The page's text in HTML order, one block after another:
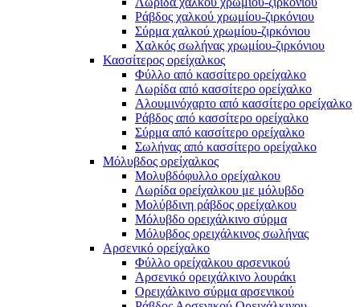
Ράβδος χαλκού χρωμίου-ζιρκόνιου
Σύρμα χαλκού χρωμίου-ζιρκόνιου
Χαλκός σωλήνας χρωμίου-ζιρκόνιου
Κασσίτερος ορείχαλκος
Φύλλο από κασσίτερο ορείχαλκο
Λωρίδα από κασσίτερο ορείχαλκο
Αλουμινόχαρτο από κασσίτερο ορείχαλκο
Ράβδος από κασσίτερο ορείχαλκο
Σύρμα από κασσίτερο ορείχαλκο
Σωλήνας από κασσίτερο ορείχαλκο
Μόλυβδος ορείχαλκος
Μολυβδόφυλλο ορείχαλκου
Λωρίδα ορείχαλκου με μόλυβδο
Μολύβδινη ράβδος ορείχαλκου
Μόλυβδο ορειχάλκινο σύρμα
Μόλυβδος ορειχάλκινος σωλήνας
Αρσενικό ορείχαλκο
Φύλλο ορείχαλκου αρσενικού
Αρσενικό ορειχάλκινο λουράκι
Ορειχάλκινο σύρμα αρσενικού